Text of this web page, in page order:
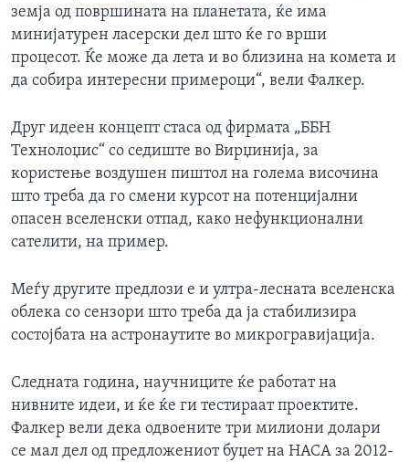
земја од површината на планетата, ќе има
минијатурен ласерски дел што ќе го врши
процесот. Ќе може да лета и во близина на комета и
да собира интересни примероци“, вели Фалкер.
Друг идеен концепт стаса од фирмата „ББН
Технолоџис“ со седиште во Вирџинија, за
користење воздушен пиштол на голема височина
што треба да го смени курсот на потенцијални
опасен вселенски отпад, како нефункционални
сателити, на пример.
Меѓу другите предлози е и ултра-лесната вселенска
облека со сензори што треба да ја стабилизира
состојбата на астронаутите во микрогравијација.
Следната година, научниците ќе работат на
нивните идеи, и ќе ќе ги тестираат проектите.
Фалкер вели дека одвоените три милиони долари
се мал дел од предложениот буџет на НАСА за 2012-